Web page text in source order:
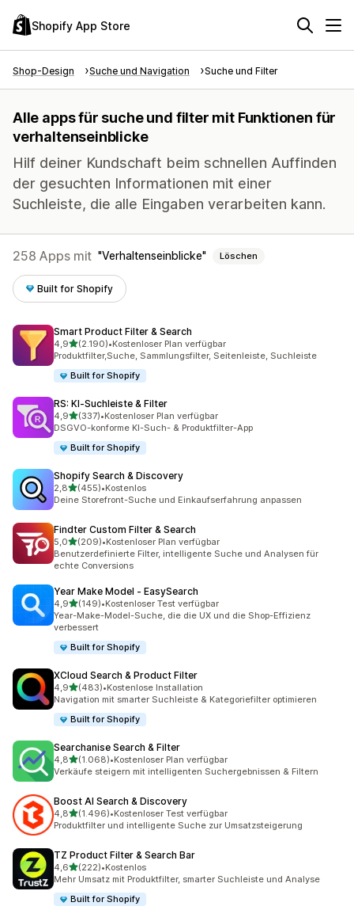
Shopify App Store
Shop-Design Suche und Navigation Suche und Filter
Alle apps für suche und filter mit Funktionen für
verhaltenseinblicke
Hilf deiner Kundschaft beim schnellen Auffinden
der gesuchten Informationen mit einer
Suchleiste, die alle Eingaben verarbeiten kann.
258 Apps mit Verhaltenseinblicke Löschen
Built for Shopify
Smart Product Filter & Search
4,9von 5 Sternen
(2.190)
2190 Rezensionen insgesamt
•Kostenloser Plan verfügbar
Produktfilter,Suche, Sammlungsfilter, Seitenleiste, Suchleiste
Built for Shopify
RS: KI‑Suchleiste & Filter
4,9von 5 Sternen
(337)
337 Rezensionen insgesamt
•Kostenloser Plan verfügbar
DSGVO-konforme KI-Such- & Produktfilter-App
Built for Shopify
Shopify Search & Discovery
2,8von 5 Sternen
(455)
455 Rezensionen insgesamt
•Kostenlos
Deine Storefront-Suche und Einkaufserfahrung anpassen
Findter Custom Filter & Search
5,0von 5 Sternen
(209)
209 Rezensionen insgesamt
•Kostenloser Plan verfügbar
Benutzerdefinierte Filter, intelligente Suche und Analysen für
echte Conversions
Year Make Model ‑ EasySearch
4,9von 5 Sternen
(149)
149 Rezensionen insgesamt
•Kostenloser Test verfügbar
Year-Make-Model-Suche, die die UX und die Shop-Effizienz
verbessert
Built for Shopify
XCloud Search & Product Filter
4,9von 5 Sternen
(483)
483 Rezensionen insgesamt
•Kostenlose Installation
Navigation mit smarter Suchleiste & Kategoriefilter optimieren
Built for Shopify
Searchanise Search & Filter
4,8von 5 Sternen
(1.068)
1068 Rezensionen insgesamt
•Kostenloser Plan verfügbar
Verkäufe steigern mit intelligenten Suchergebnissen & Filtern
Boost AI Search & Discovery
4,8von 5 Sternen
(1.496)
1496 Rezensionen insgesamt
•Kostenloser Test verfügbar
Produktfilter und intelligente Suche zur Umsatzsteigerung
TZ Product Filter & Search Bar
4,6von 5 Sternen
(222)
222 Rezensionen insgesamt
•Kostenlos
Mehr Umsatz mit Produktfilter, smarter Suchleiste und Analyse
Built for Shopify